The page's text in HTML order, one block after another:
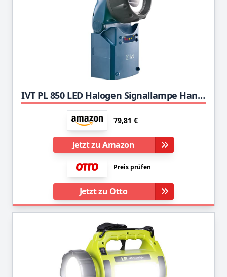
IVT PL 850 LED Halogen Signallampe Handscheinwerfer
79,81 €
Jetzt zu Amazon
Preis prüfen
Jetzt zu Otto